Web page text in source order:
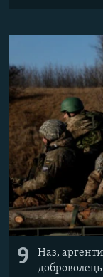
9
Наз,